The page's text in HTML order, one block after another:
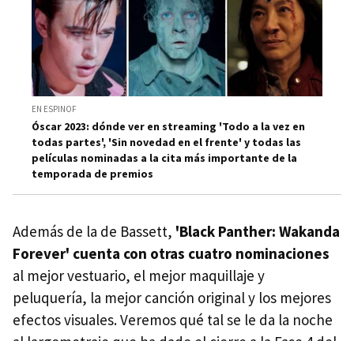
EN ESPINOF
Óscar 2023: dónde ver en streaming 'Todo a la vez en
todas partes', 'Sin novedad en el frente' y todas las
películas nominadas a la cita más importante de la
temporada de premios
Además de la de Bassett, 'Black Panther: Wakanda
Forever' cuenta con otras cuatro nominaciones
al mejor vestuario, el mejor maquillaje y
peluquería, la mejor canción original y los mejores
efectos visuales. Veremos qué tal se le da la noche